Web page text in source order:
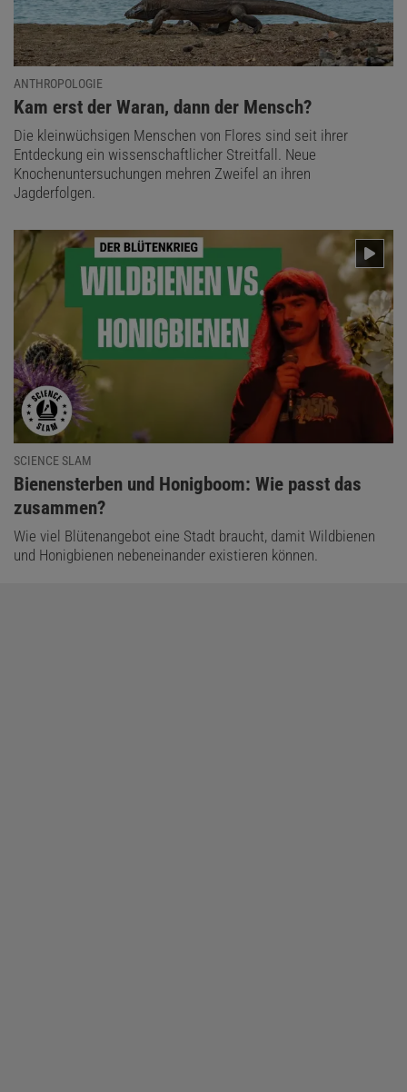
ANTHROPOLOGIE
:
Kam erst der Waran, dann der Mensch?
Die kleinwüchsigen Menschen von Flores sind seit ihrer
Entdeckung ein wissenschaftlicher Streitfall. Neue
Knochenuntersuchungen mehren Zweifel an ihren
Jagderfolgen.
SCIENCE SLAM
:
Bienensterben und Honigboom: Wie passt das
zusammen?
Wie viel Blütenangebot eine Stadt braucht, damit Wildbienen
und Honigbienen nebeneinander existieren können.